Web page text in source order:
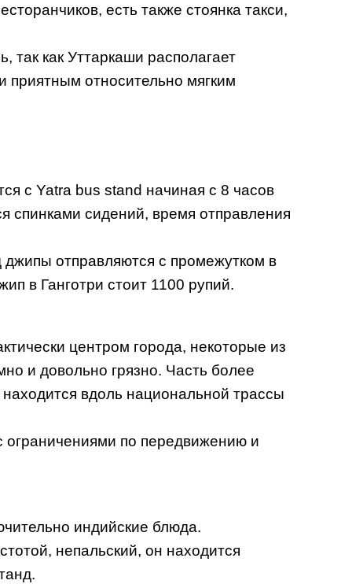
есть также стоянка такси,
как Уттаркаши располагает
приятным относительно мягким
с Yatra bus stand начиная с 8 часов
спинками сидений, время отправления
джипы отправляются с промежутком в
в Ганготри стоит 1100 рупий.
центром города, некоторые из
и довольно грязно. Часть более
вдоль национальной трассы
ограничениями по передвижению и
индийские блюда.
непальский, он находится